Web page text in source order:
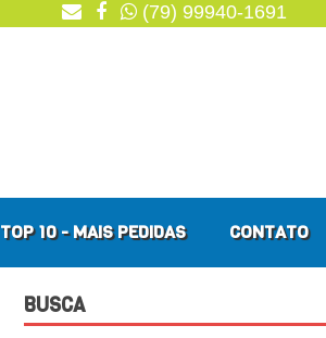
(79) 99940-1691
TOP 10 - MAIS PEDIDAS CONTATO
BUSCA